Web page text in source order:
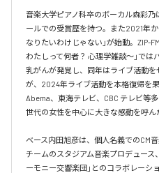
音楽大学ピアノ科卒のボーカル森彩
ールでの受賞歴を持つ。また2021年
なりたいわけじゃない」が始動。ZIP-
わたしって何者？ 心理学雑談〜」で
乳がんが発覚し、同年はライブ活動
が、2024年ライブ活動を本格復帰を
Abema、東海テレビ、CBC テレビ等
世代の女性を中心に大きな感動を呼ん
ベース内田旭彦は、個人名義でのCM
チームのスタジアム音楽プロデュース
ーモニー交響楽団」とのコラボレーシ